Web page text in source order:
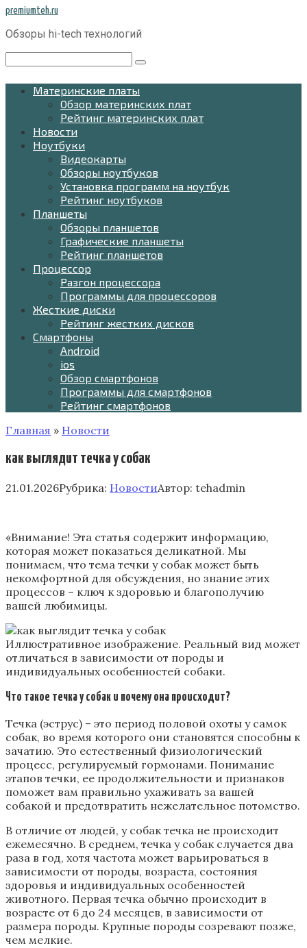
Перейти
контенту
premiumteh.ru
Обзоры hi-tech технологий
Материнские платы
Обзор материнских плат
Рейтинг материнских плат
Новости
Ноутбуки
Видеокарты
Обзоры ноутбуков
Установка программ на ноутбук
Рейтинг ноутбуков
Планшеты
Обзоры планшетов
Графические планшеты
Рейтинг планшетов
Процессор
Разгон процессора
Программы для процессоров
Жесткие диски
Рейтинг жестких дисков
Смартфоны
Android
ios
Обзор смартфонов
Программы для смартфонов
Рейтинг смартфонов
Главная » Новости
как выглядит течка у собак
21.01.2026Рубрика: НовостиАвтор: tehadmin
«Внимание! Эта статья содержит информацию,
которая может показаться деликатной. Мы
понимаем, что тема течки у собак может быть
некомфортной для обсуждения, но знание этих
процессов – ключ к здоровью и благополучию
вашей любимицы.
Иллюстративное изображение. Реальный вид может
отличаться в зависимости от породы и
индивидуальных особенностей собаки.
Что такое течка у собак и почему она происходит?
Течка (эструс) – это период половой охоты у самок
собак, во время которого они становятся способны к
зачатию. Это естественный физиологический
процесс, регулируемый гормонами. Понимание
этапов течки, ее продолжительности и признаков
поможет вам правильно ухаживать за вашей
собакой и предотвратить нежелательное потомство.
В отличие от людей, у собак течка не происходит
ежемесячно. В среднем, течка у собак случается два
раза в год, хотя частота может варьироваться в
зависимости от породы, возраста, состояния
здоровья и индивидуальных особенностей
животного. Первая течка обычно происходит в
возрасте от 6 до 24 месяцев, в зависимости от
размера породы. Крупные породы созревают позже,
чем мелкие.